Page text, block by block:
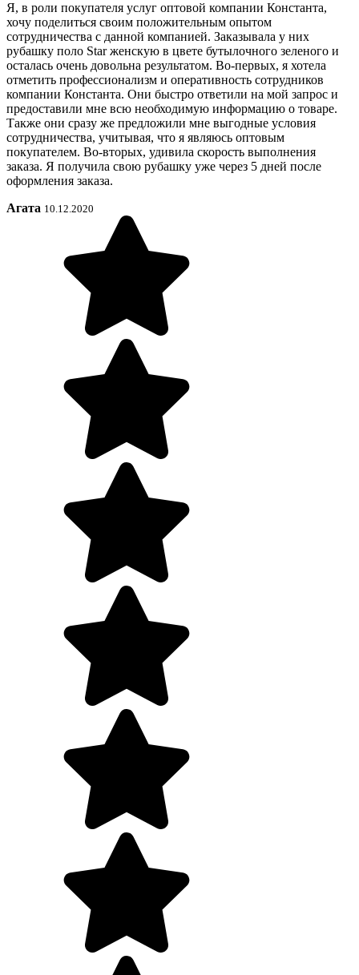
Я, в роли покупателя услуг оптовой компании Константа,
хочу поделиться своим положительным опытом
сотрудничества с данной компанией. Заказывала у них
рубашку поло Star женскую в цвете бутылочного зеленого и
осталась очень довольна результатом. Во-первых, я хотела
отметить профессионализм и оперативность сотрудников
компании Константа. Они быстро ответили на мой запрос и
предоставили мне всю необходимую информацию о товаре.
Также они сразу же предложили мне выгодные условия
сотрудничества, учитывая, что я являюсь оптовым
покупателем. Во-вторых, удивила скорость выполнения
заказа. Я получила свою рубашку уже через 5 дней после
оформления заказа.
Агата 10.12.2020